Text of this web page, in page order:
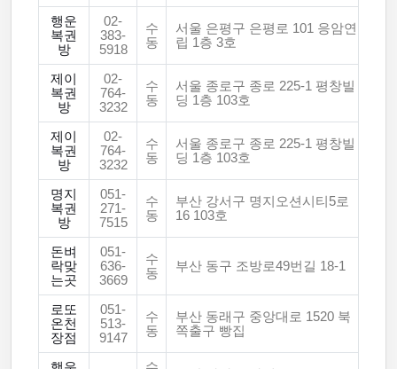
행운
복권
방
02-
383-
5918
수
동
서울 은평구 은평로 101 응암연
립 1층 3호
제이
복권
방
02-
764-
3232
수
동
서울 종로구 종로 225-1 평창빌
딩 1층 103호
제이
복권
방
02-
764-
3232
수
동
서울 종로구 종로 225-1 평창빌
딩 1층 103호
명지
복권
방
051-
271-
7515
수
동
부산 강서구 명지오션시티5로
16 103호
돈벼
락맞
는곳
051-
636-
3669
수
동
부산 동구 조방로49번길 18-1
로또
온천
장점
051-
513-
9147
수
동
부산 동래구 중앙대로 1520 북
쪽출구 빵집